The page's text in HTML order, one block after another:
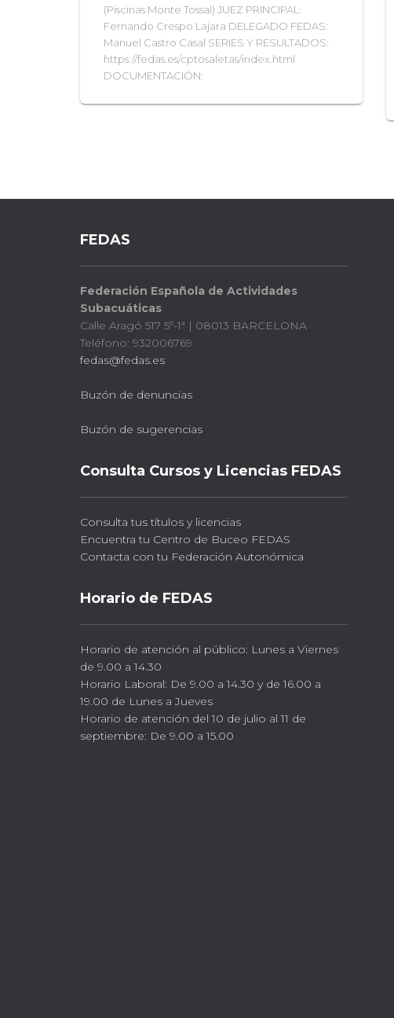
(Piscinas Monte Tossal) JUEZ PRINCIPAL:
Fernando Crespo Lajara DELEGADO FEDAS:
Manuel Castro Casal SERIES Y RESULTADOS:
https://fedas.es/cptosaletas/index.html
DOCUMENTACIÓN:
FEDAS
Federación Española de Actividades
Subacuáticas
Calle Aragó 517 5º-1ª | 08013 BARCELONA
Teléfono: 932006769
fedas@fedas.es
Buzón de denuncias
Buzón de sugerencias
Consulta Cursos y Licencias FEDAS
Consulta tus títulos y licencias
Encuentra tu Centro de Buceo FEDAS
Contacta con tu Federación Autonómica
Horario de FEDAS
Horario de atención al público: Lunes a Viernes
de 9.00 a 14.30
Horario Laboral: De 9.00 a 14.30 y de 16.00 a
19.00 de Lunes a Jueves
Horario de atención del 10 de julio al 11 de
septiembre: De 9.00 a 15.00